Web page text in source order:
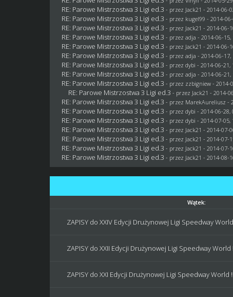
RE: Parowe Mistrzostwa 3 Ligi ed.3 - przez Jack21 - 2014-06-
RE: Parowe Mistrzostwa 3 Ligi ed.3 - przez kugel99 - 2014-
RE: Parowe Mistrzostwa 3 Ligi ed.3 - przez Jack21 - 2014-06-
RE: Parowe Mistrzostwa 3 Ligi ed.3 - przez adja - 2014-06-15,
RE: Parowe Mistrzostwa 3 Ligi ed.3 - przez Jack21 - 2014-06-
RE: Parowe Mistrzostwa 3 Ligi ed.3 - przez adja - 2014-06-17,
RE: Parowe Mistrzostwa 3 Ligi ed.3 - przezdybi - 2014-06-21,
RE: Parowe Mistrzostwa 3 Ligi ed.3 - przez adja - 2014-06-21,
RE: Parowe Mistrzostwa 3 Ligi ed.3 - przez zzbigniew - 2014-
RE: Parowe Mistrzostwa 3 Ligi ed.3 - przez Jack21 - 2014-
RE: Parowe Mistrzostwa 3 Ligi ed.3 - przez MarekAureliusz -
RE: Parowe Mistrzostwa 3 Ligi ed.3 - przezdybi - 2014-06-28,
RE: Parowe Mistrzostwa 3 Ligi ed.3 - przezdybi - 2014-07-05,
RE: Parowe Mistrzostwa 3 Ligi ed.3 - przez Jack21 - 2014-07-
RE: Parowe Mistrzostwa 3 Ligi ed.3 - przez Jack21 - 2014-07-
RE: Parowe Mistrzostwa 3 Ligi ed.3 - przez Jack21 - 2014-07-
RE: Parowe Mistrzostwa 3 Ligi ed.3 - przez Jack21 - 2014-08-
Wątek:
ZAPISY do XXIV Edycji Drużynowej Ligi Speedway
ZAPISY do XXII Edycji Drużynowej Ligi Speedway World
ZAPISY do XXI Edycji Drużynowej Ligi Speedway World